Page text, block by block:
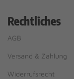
Rechtliches
AGB
Versand & Zahlung
Widerrufsrecht